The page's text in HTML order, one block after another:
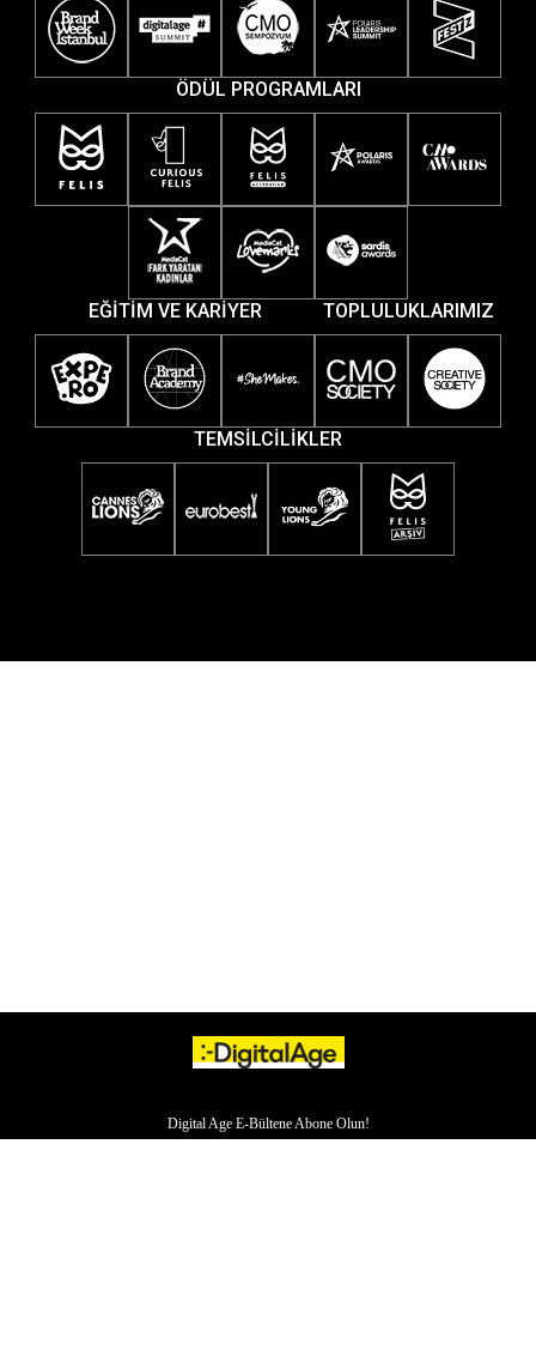
ÖDÜL PROGRAMLARI
EĞİTİM VE KARİYER TOPLULUKLARIMIZ
TEMSİLCİLİKLER
Digital Age E-Bültene Abone Olun!